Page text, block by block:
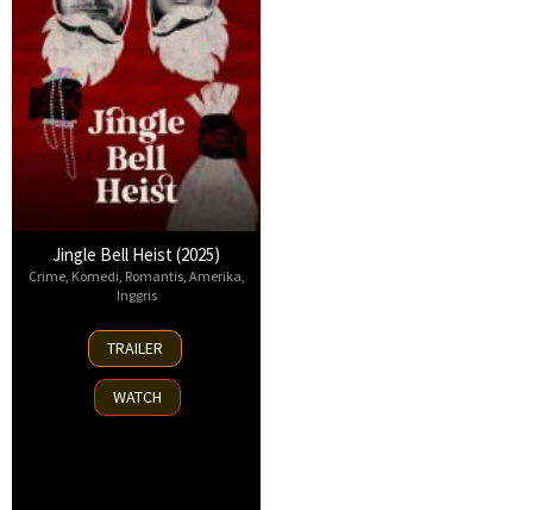
Jingle Bell Heist (2025)
Crime, Komedi Romantis, Amerika
Inggris
25
Nov
2025
TRAILER
WATCH